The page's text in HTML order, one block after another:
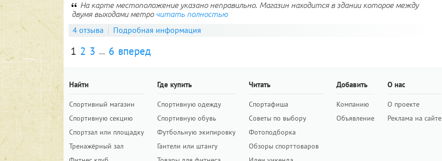
На карте местоположение указано неправильно. Магазин находится в здании которое между
двумя выходами метро читать полностью
4 отзыва Подробная информация
1 2 3 ... 6 вперед
Найти
Спортивный магазин
Спортивную секцию
Спортзал или площадку
Тренажёрный зал
Где купить
Спортивную одежду
Спортивную обувь
Футбольную экипировку
Гантели или штангу
Читать
Спортафиша
Советы по выбору
Фотоподборка
Обзоры спорттоваров
Добавить
Компанию
Объявление
О нас
О проекте
Реклама на сайте